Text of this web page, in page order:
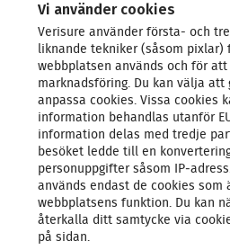
KONTAKTA OSS
LARMSYSTEM
PRODUKTER & TJÄNSTER
OM OSS
Vi använder cookies
Verisure använder första- och
liknande tekniker (såsom pixlar)
webbplatsen används och för att
marknadsföring. Du kan välja att
anpassa cookies. Vissa cookies
information behandlas utanför
information delas med tredje
besöket ledde till en
personuppgifter såsom
används endast de cookies som
webbplatsens funktion. Du kan
återkalla ditt samtycke via
på sidan.